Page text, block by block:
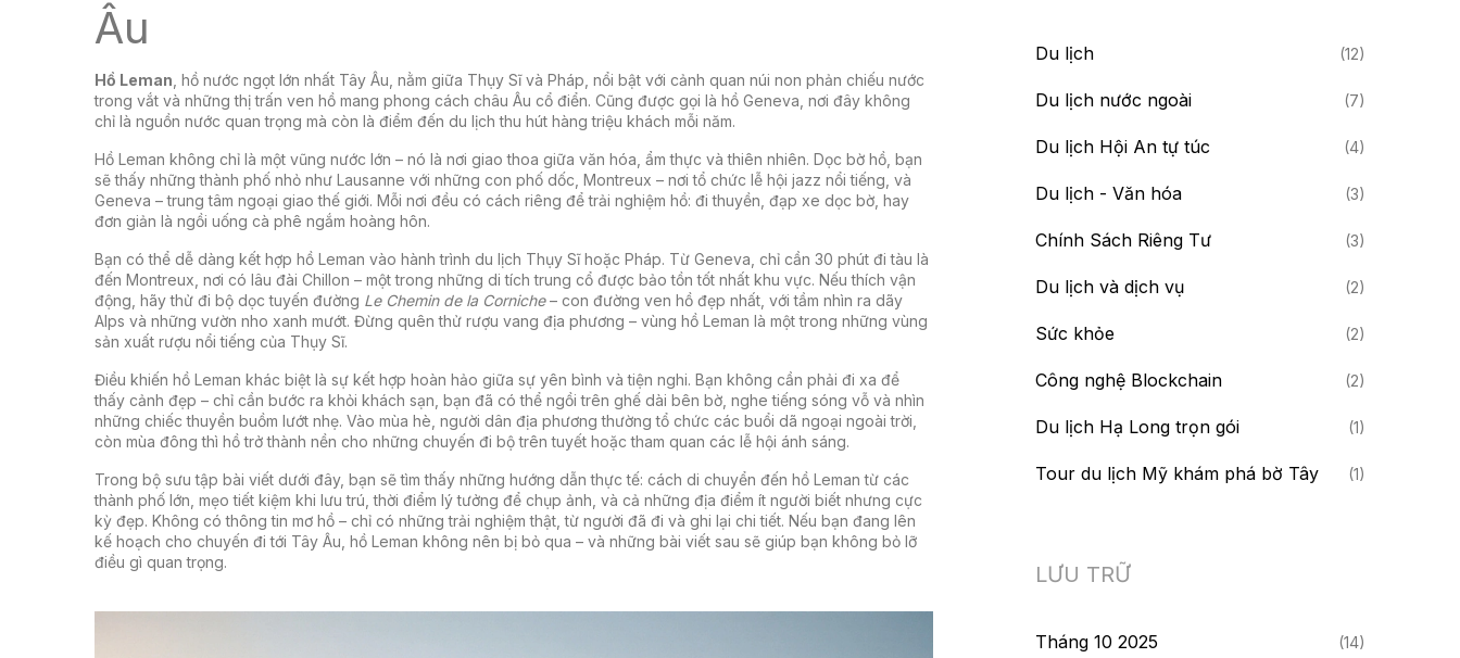
Âu
Hồ Leman hồ nước ngọt lớn nhất Tây Âu, nằm giữa Thụy Sĩ và Pháp, nổi bật với cảnh quan núi non phản chiếu nước
trong vắt và những thị trấn ven hồ mang phong cách châu Âu cổ điển. Cũng được gọi là hồ Geneva , nơi đây không
chỉ là nguồn nước quan trọng mà còn là điểm đến du lịch thu hút hàng triệu khách mỗi năm.
Hồ Leman không chỉ là một vũng nước lớn – nó là nơi giao thoa giữa văn hóa, ẩm thực và thiên nhiên. Dọc bờ hồ, bạn
sẽ thấy những thành phố nhỏ như Lausanne với những con phố dốc, Montreux – nơi tổ chức lễ hội jazz nổi tiếng, và
Geneva – trung tâm ngoại giao thế giới. Mỗi nơi đều có cách riêng để trải nghiệm hồ: đi thuyền, đạp xe dọc bờ, hay
đơn giản là ngồi uống cà phê ngắm hoàng hôn.
Bạn có thể dễ dàng kết hợp hồ Leman vào hành trình du lịch Thụy Sĩ hoặc Pháp. Từ Geneva, chỉ cần 30 phút đi tàu là
đến Montreux, nơi có lâu đài Chillon – một trong những di tích trung cổ được bảo tồn tốt nhất khu vực. Nếu thích vận
động, hãy thử đi bộ dọc tuyến đường Le Chemin de la Corniche– con đường ven hồ đẹp nhất, với tầm nhìn ra dãy
Alps và những vườn nho xanh mướt. Đừng quên thử rượu vang địa phương – vùng hồ Leman là một trong những vùng
sản xuất rượu nổi tiếng của Thụy Sĩ.
Điều khiến hồ Leman khác biệt là sự kết hợp hoàn hảo giữa sự yên bình và tiện nghi. Bạn không cần phải đi xa để
thấy cảnh đẹp – chỉ cần bước ra khỏi khách sạn, bạn đã có thể ngồi trên ghế dài bên bờ, nghe tiếng sóng vỗ và nhìn
những chiếc thuyền buồm lướt nhẹ. Vào mùa hè, người dân địa phương thường tổ chức các buổi dã ngoại ngoài trời,
còn mùa đông thì hồ trở thành nền cho những chuyến đi bộ trên tuyết hoặc tham quan các lễ hội ánh sáng.
Trong bộ sưu tập bài viết dưới đây, bạn sẽ tìm thấy những hướng dẫn thực tế: cách di chuyển đến hồ Leman từ các
thành phố lớn, mẹo tiết kiệm khi lưu trú, thời điểm lý tưởng để chụp ảnh, và cả những địa điểm ít người biết nhưng cực
kỳ đẹp. Không có thông tin mơ hồ – chỉ có những trải nghiệm thật, từ người đã đi và ghi lại chi tiết. Nếu bạn đang lên
kế hoạch cho chuyến đi tới Tây Âu, hồ Leman không nên bị bỏ qua – và những bài viết sau sẽ giúp bạn không bỏ lỡ
điều gì quan trọng.
Du lịch (12)
Du lịch nước ngoài (7)
Du lịch Hội An tự túc (4)
Du lịch - Văn hóa (3)
Chính Sách Riêng Tư (3)
Du lịch và dịch vụ (2)
Sức khỏe (2)
Công nghệ Blockchain (2)
Du lịch Hạ Long trọn gói (1)
Tour du lịch Mỹ khám phá bờ Tây (1)
LƯU TRỮ
Tháng 10 2025 (14)